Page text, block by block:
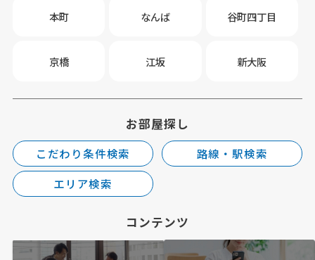
本町 なんば 谷町四丁目
京橋 江坂 新大阪
お部屋探し
こだわり条件検索
路線・駅検索
エリア検索
コンテンツ